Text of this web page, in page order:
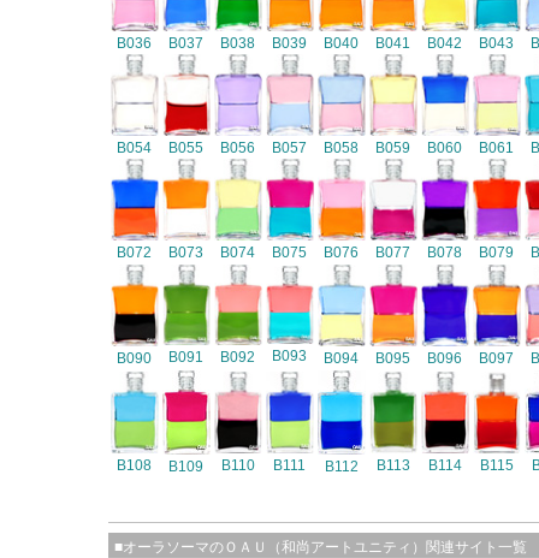
B036 B037 B038 B039 B040 B041 B042 B043
B054 B055 B056 B057 B058 B059 B060 B061
B072 B073 B074 B075 B076 B077 B078 B079
B090 B091 B092 B093 B094 B095 B096 B097
B108 B109 B110 B111 B112 B113 B114 B115
■オーラソーマのＯＡＵ（和尚アートユニティ）関連サイト一覧